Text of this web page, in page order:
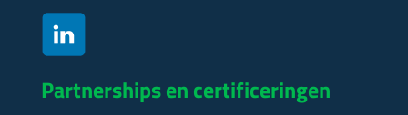
Partnerships en certificeringen